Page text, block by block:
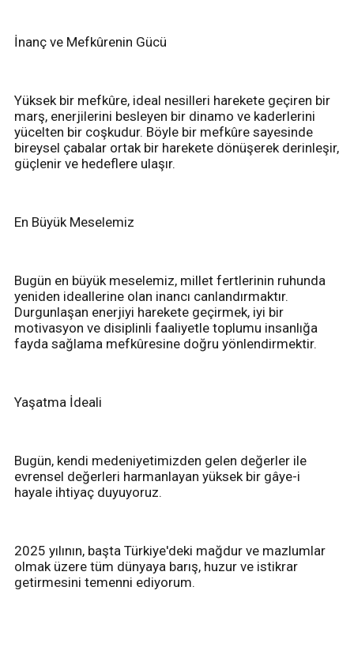
İnanç ve Mefkûrenin Gücü
Yüksek bir mefkûre, ideal nesilleri harekete geçiren bir
marş, enerjilerini besleyen bir dinamo ve kaderlerini
yücelten bir coşkudur. Böyle bir mefkûre sayesinde
bireysel çabalar ortak bir harekete dönüşerek derinleşir,
güçlenir ve hedeflere ulaşır.
En Büyük Meselemiz
Bugün en büyük meselemiz, millet fertlerinin ruhunda
yeniden ideallerine olan inancı canlandırmaktır.
Durgunlaşan enerjiyi harekete geçirmek, iyi bir
motivasyon ve disiplinli faaliyetle toplumu insanlığa
fayda sağlama mefkûresine doğru yönlendirmektir.
Yaşatma İdeali
Bugün, kendi medeniyetimizden gelen değerler ile
evrensel değerleri harmanlayan yüksek bir gâye-i
hayale ihtiyaç duyuyoruz.
2025 yılının, başta Türkiye'deki mağdur ve mazlumlar
olmak üzere tüm dünyaya barış, huzur ve istikrar
getirmesini temenni ediyorum.